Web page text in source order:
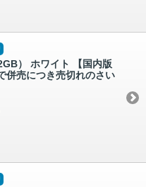
） ホワイト 【国内版
併売につき売切れのさい